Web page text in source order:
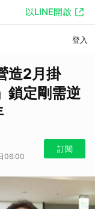
以LINE開啟
登入
造2月掛
鎖定剛需逆
06:00
訂閱